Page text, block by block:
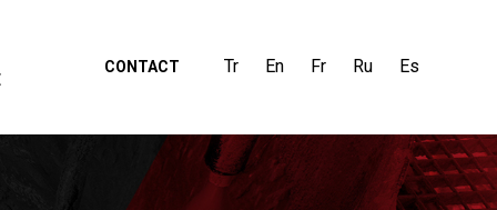
CONTACT Tr En Fr Ru Es